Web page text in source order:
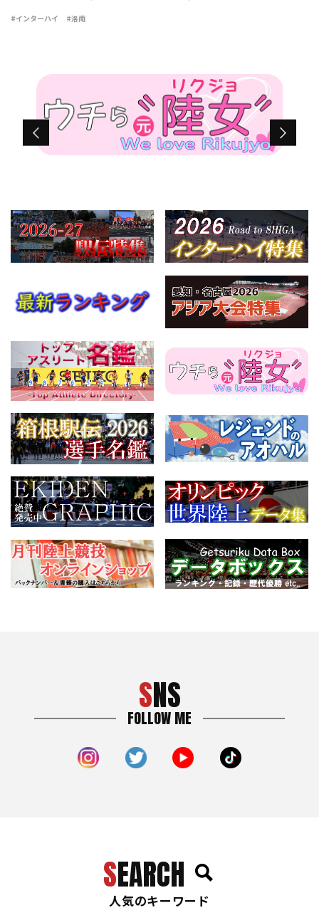
れ、学校対抗の男子は洛南（京都）が47点で3連覇を達成した。通
#インターハイ #洛南
SNS
FOLLOW ME
SEARCH
人気のキーワード